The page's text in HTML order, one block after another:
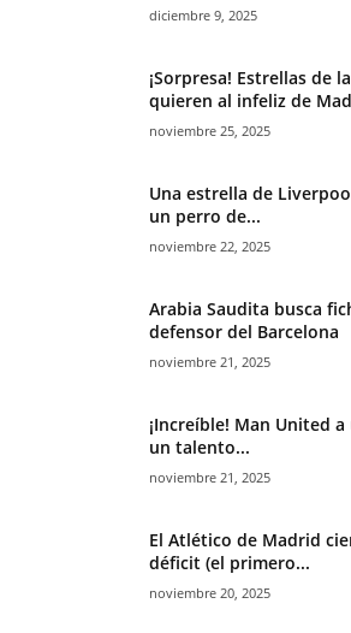
diciembre 9, 2025
¡Sorpresa! Estrellas de
quieren al infeliz de
noviembre 25, 2025
Una estrella de
un perro de...
noviembre 22, 2025
Arabia Saudita busca
defensor del Barcelona
noviembre 21, 2025
¡Increíble! Man United
un talento...
noviembre 21, 2025
El Atlético de Madrid
déficit (el primero...
noviembre 20, 2025